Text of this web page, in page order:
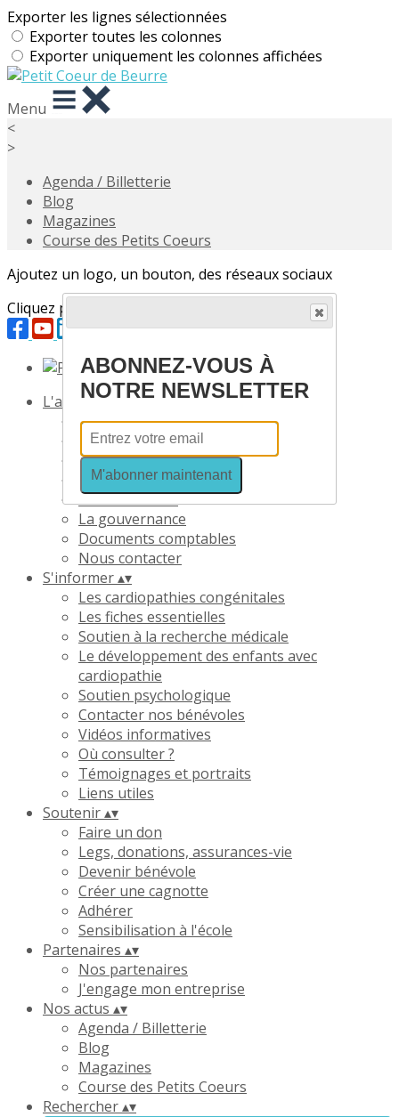
Exporter les lignes sélectionnées
Exporter toutes les colonnes
Exporter uniquement les colonnes affichées
Menu
<
>
Agenda / Billetterie
Blog
Magazines
Course des Petits Coeurs
Ajoutez un logo, un bouton, des réseaux sociaux
Cliquez pour éditer
L'association ▴▾
L'association
Notre histoire
Nos missions
L'équipe
Nos bénévoles
La gouvernance
Documents comptables
Nous contacter
S'informer▴▾
Les cardiopathies congénitales
Les fiches essentielles
Soutien à la recherche médicale
Le développement des enfants avec
cardiopathie
Soutien psychologique
Contacter nos bénévoles
Vidéos informatives
Où consulter ?
Témoignages et portraits
Liens utiles
Soutenir▴▾
Faire un don
Legs, donations, assurances-vie
Devenir bénévole
Créer une cagnotte
Adhérer
Sensibilisation à l'école
Partenaires ▴▾
Nos partenaires
J'engage mon entreprise
Nos actus ▴▾
Agenda / Billetterie
Blog
Magazines
Course des Petits Coeurs
Rechercher▴▾
ABONNEZ-VOUS À
NOTRE NEWSLETTER
M'abonner maintenant